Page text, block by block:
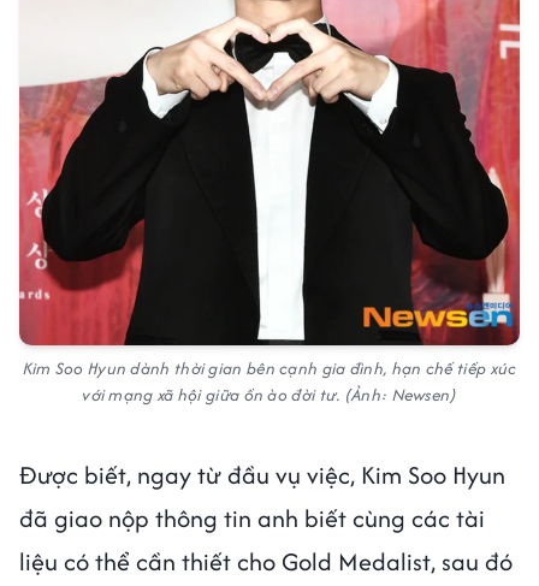
Kim Soo Hyun dành thời gian bên cạnh gia đình, hạn chế tiếp xúc
với mạng xã hội giữa ồn ào đời tư. (Ảnh: Newsen)
Được biết, ngay từ đầu vụ việc, Kim Soo Hyun
đã giao nộp thông tin anh biết cùng các tài
liệu có thể cần thiết cho Gold Medalist, sau đó